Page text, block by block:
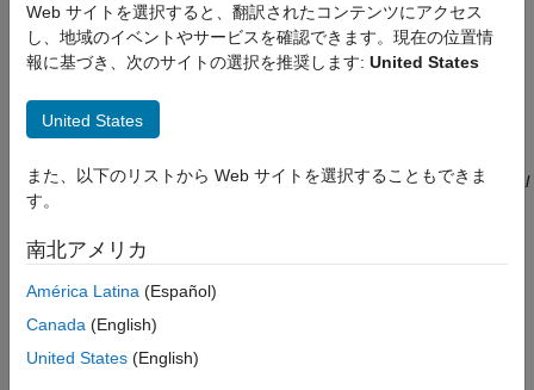
コード検証
Polyspace Bug Finder
Polyspace Bug Finder の結果
共通脆弱性タイプ一覧 (CWE)
項目一覧
説明
例
チェック情報
Incorrect Check of Function Return Value
R2023a 以降
説明
which prevents the software from detecting errors or exceptional
conditions.
Polyspace実装
ルール チェッカーは以下の問題をチェックします。
Web サイトを選択すると、翻訳されたコンテンツにアクセス
し、地域のイベントやサービスを確認できます。現在の位置情
報に基づき、次のサイトの選択を推奨します: United States
United States
また、以下のリストから Web サイトを選択することもできま
す。
南北アメリカ
América Latina (Español)
Canada (English)
United States (English)